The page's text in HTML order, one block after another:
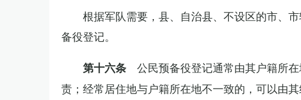
根据军队需要，县、自治县、不设区的市、
备役登记。
第十六条 公民预备役登记通常由其户籍所
责；经常居住地与户籍所在地不一致的，可以由